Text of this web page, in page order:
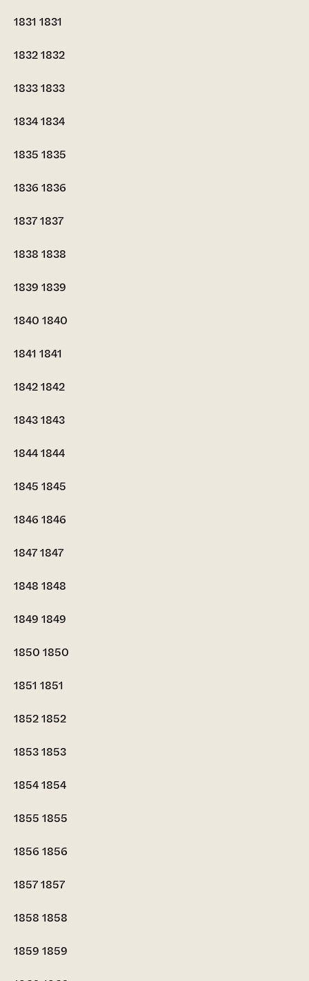
1831 1831
18321832
18331833
18341834
1835 1835
1836 1836
18371837
1838 1838
1839 1839
1840 1840
1841 1841
18421842
18431843
18441844
1845 1845
1846 1846
18471847
1848 1848
1849 1849
1850 1850
1851 1851
18521852
18531853
18541854
1855 1855
1856 1856
18571857
1858 1858
1859 1859